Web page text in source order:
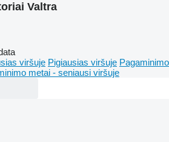
Valtra
viršuje Pigiausias viršuje Pagaminimo
metai - seniausi viršuje